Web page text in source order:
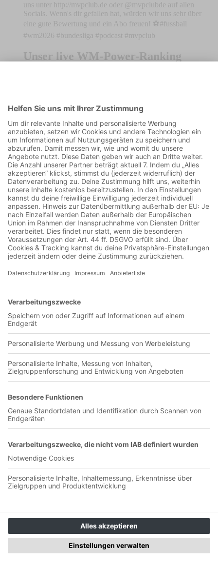
uns unter http://mvpclub.de oder @mvpclubde auf allen
Socials. Wenn's dir gefallen hat, würden wir uns sehr über
eine gute Bewertung und ein Abo freuen! ⚽️#fussball
#wm2026 #bundesliga #podcast #mvpclub
Unser live WM-Power-Ranking
Jetzt in der App abspielen